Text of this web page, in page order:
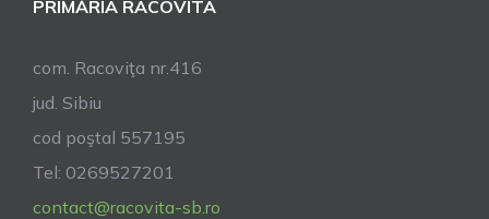
PRIMĂRIA RACOVITA
com. Racoviţa nr.416
jud. Sibiu
cod poştal 557195
Tel: 0269527201
contact@racovita-sb.ro